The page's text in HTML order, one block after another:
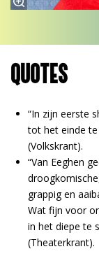
QUOTES
“In zijn eerste
tot het einde
(Volkskrant).
“Van Eeghen
grappig en
Wat fijn voor
in het diepe te
(Theaterkrant).